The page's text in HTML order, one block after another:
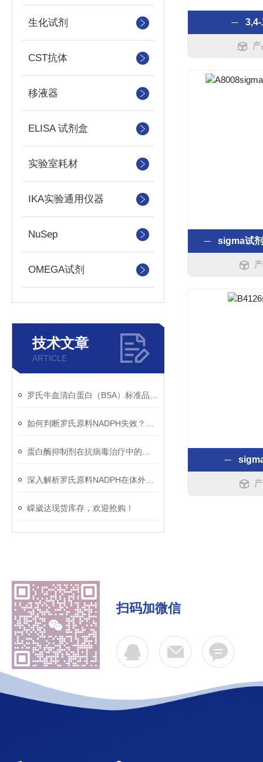
生化试剂
CST抗体
移液器
ELISA 试剂盒
实验室耗材
IKA实验通用仪器
NuSep
OMEGA试剂
技术文章
ARTICLE
嵘崴达现货库存，欢迎抢购！
sigma试
扫码加微信